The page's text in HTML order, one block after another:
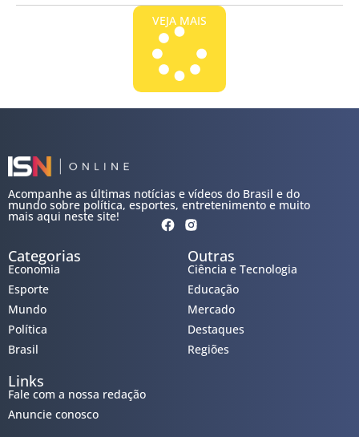
VEJA MAIS
Acompanhe as últimas notícias e vídeos do Brasil e do
mundo sobre política, esportes, entretenimento e muito
mais aqui neste site!
Categorias
Economia
Esporte
Mundo
Política
Brasil
Outras
Ciência e Tecnologia
Educação
Mercado
Destaques
Regiões
Links
Fale com a nossa redação
Anuncie conosco